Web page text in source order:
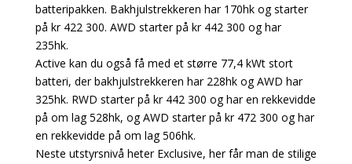
batteripakken. Bakhjulstrekkeren har 170hk og starter
på kr 422 300. AWD starter på kr 442 300 og har
235hk.
Active kan du også få med et større 77,4 kWt stort
batteri, der bakhjulstrekkeren har 228hk og AWD har
325hk. RWD starter på kr 442 300 og har en rekkevidde
på om lag 528hk, og AWD starter på kr 472 300 og har
en rekkevidde på om lag 506hk.
Neste utstyrsnivå heter Exclusive, her får man de stilige